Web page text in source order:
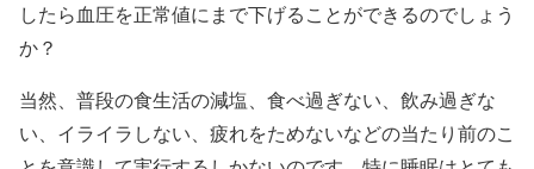
したら血圧を正常値にまで下げることができるのでしょう
か？
当然、普段の食生活の減塩、食べ過ぎない、飲み過ぎな
い、イライラしない、疲れをためないなどの当たり前のこ